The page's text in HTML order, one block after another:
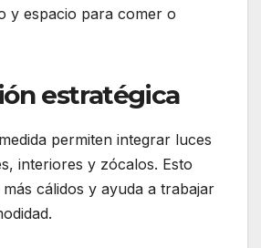
y espacio para comer o
estratégica
permiten integrar luces
interiores y zócalos. Esto
cálidos y ayuda a trabajar